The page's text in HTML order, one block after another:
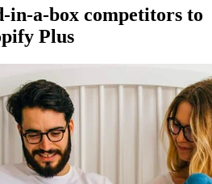
in-a-box competitors to
Plus